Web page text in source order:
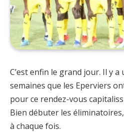
C’est enfin le grand jour. Il y
semaines que les Eperviers
pour ce rendez-vous
Bien débuter les
à chaque fois.